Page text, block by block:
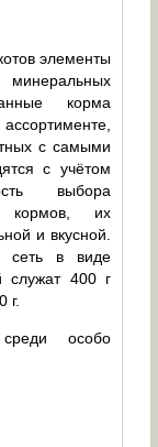
элементы
минеральных
корма
с самыми
с учётом
выбора
кормов, их
и вкусной.
сеть в виде
служат 400 г
г.
особо